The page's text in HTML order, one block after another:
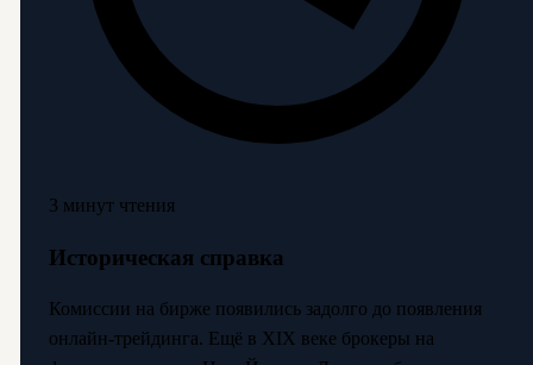
3 минут чтения
Историческая справка
Комиссии на бирже появились задолго до появления
онлайн-трейдинга. Ещё в XIX веке брокеры на